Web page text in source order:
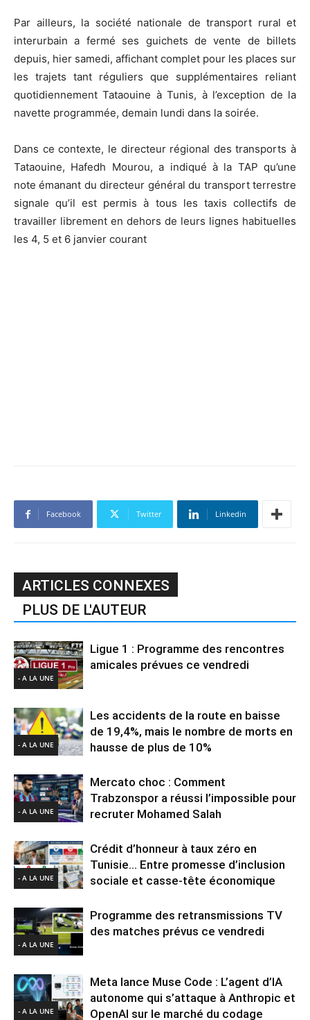
Par ailleurs, la société nationale de transport rural et
interurbain a fermé ses guichets de vente de billets
depuis, hier samedi, affichant complet pour les places sur
les trajets tant réguliers que supplémentaires reliant
quotidiennement Tataouine à Tunis, à l’exception de la
navette programmée, demain lundi dans la soirée.
Dans ce contexte, le directeur régional des transports à
Tataouine, Hafedh Mourou, a indiqué à la TAP qu’une
note émanant du directeur général du transport terrestre
signale qu’il est permis à tous les taxis collectifs de
travailler librement en dehors de leurs lignes habituelles
les 4, 5 et 6 janvier courant
Facebook Twitter Linkedin
ARTICLES CONNEXES
PLUS DE L'AUTEUR
- A LA UNE
Ligue 1 : Programme des rencontres
amicales prévues ce vendredi
- A LA UNE
Les accidents de la route en baisse
de 19,4%, mais le nombre de morts en
hausse de plus de 10%
- A LA UNE
Mercato choc : Comment
Trabzonspor a réussi l’impossible pour
recruter Mohamed Salah
- A LA UNE
Crédit d’honneur à taux zéro en
Tunisie… Entre promesse d’inclusion
sociale et casse-tête économique
- A LA UNE
Programme des retransmissions TV
des matches prévus ce vendredi
- A LA UNE
Meta lance Muse Code : L’agent d’IA
autonome qui s’attaque à Anthropic et
OpenAI sur le marché du codage